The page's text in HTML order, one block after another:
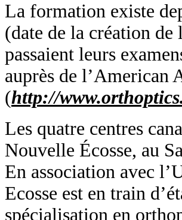
La formation existe
(date de la création de
passaient leurs
auprès de l’American
(http://
Les quatre centres
Nouvelle Écosse, au
En association avec
Ecosse est en train
spécialisation en